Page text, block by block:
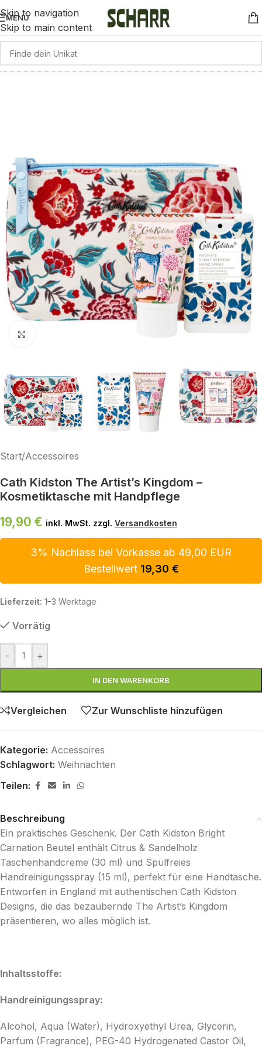
Skip to navigation
Skip to main content
MENÜ
Start/Accessoires
Cath Kidston The Artist’s Kingdom –
Kosmetiktasche mit Handpflege
19,90 € inkl. MwSt. zzgl. Versandkosten
3% Nachlass bei Vorkasse ab 49,00 EUR
Bestellwert 19,30 €
Lieferzeit: 1–3 Werktage
Vorrätig
- +
IN DEN WARENKORB
Vergleichen Zur Wunschliste hinzufügen
Kategorie: Accessoires
Schlagwort: Weihnachten
Teilen:
Beschreibung
Ein praktisches Geschenk. Der Cath Kidston Bright
Carnation Beutel enthält Citrus & Sandelholz
Taschenhandcreme (30 ml) und Spülfreies
Handreinigungsspray (15 ml), perfekt für eine Handtasche.
Entworfen in England mit authentischen Cath Kidston
Designs, die das bezaubernde The Artist’s Kingdom
präsentieren, wo alles möglich ist.
Inhaltsstoffe:
Handreinigungsspray:
Alcohol, Aqua (Water), Hydroxyethyl Urea, Glycerin,
Parfum (Fragrance), PEG-40 Hydrogenated Castor Oil,